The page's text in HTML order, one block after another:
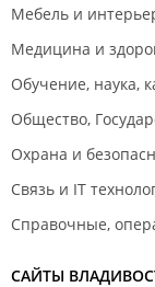
Мебель и
Медицина и
Обучение, наука,
Общество,
Охрана и
Связь и IT
Справочные,
САЙТЫ